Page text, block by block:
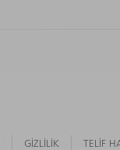
GIZLILIK TELIF